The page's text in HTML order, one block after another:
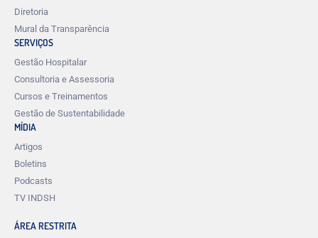
Diretoria
Mural da Transparência
SERVIÇOS
Gestão Hospitalar
Consultoria e Assessoria
Cursos e Treinamentos
Gestão de Sustentabilidade
MÍDIA
Artigos
Boletins
Podcasts
TV INDSH
ÁREA RESTRITA